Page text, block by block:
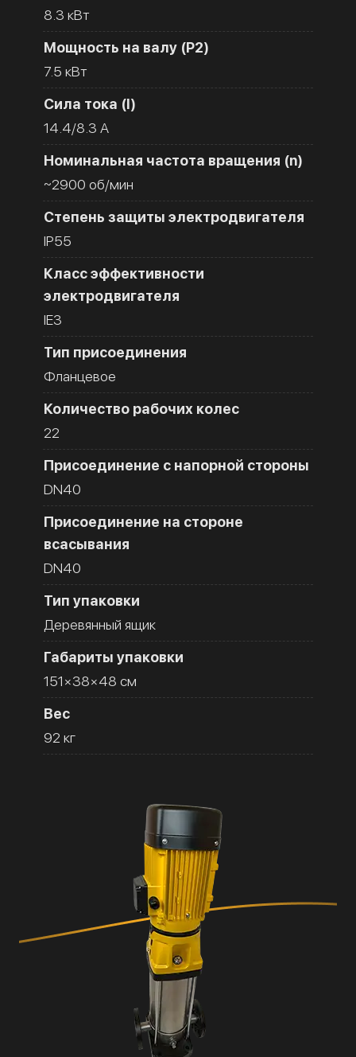
8.3 кВт
Мощность на валу (Р2)
7.5 кВт
Сила тока (I)
14.4/8.3 A
Номинальная частота вращения (n)
~2900 об/мин
Степень защиты электродвигателя
IP55
Класс эффективности
электродвигателя
IE3
Тип присоединения
Фланцевое
Количество рабочих колес
22
Присоединение с напорной стороны
DN40
Присоединение на стороне
всасывания
DN40
Тип упаковки
Деревянный ящик
Габариты упаковки
151×38×48 см
Вес
92 кг